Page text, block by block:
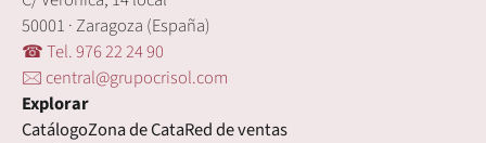
50001 · Zaragoza (España)
☎ Tel. 976 22 24 90
🖂 central@grupocrisol.com
Explorar
CatálogoZona de CataRed de ventas